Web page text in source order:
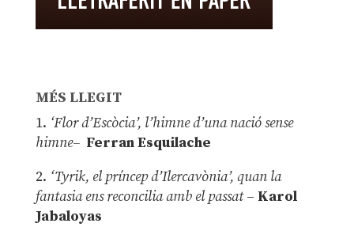
MÉS LLEGIT
1. ‘Flor d’Escòcia’, l’himne d’una nació sense
himne– Ferran Esquilache
2. ‘Tyrik, el príncep d’Ilercavònia’, quan la
fantasia ens reconcilia amb el passat– Karol
Jabaloyas